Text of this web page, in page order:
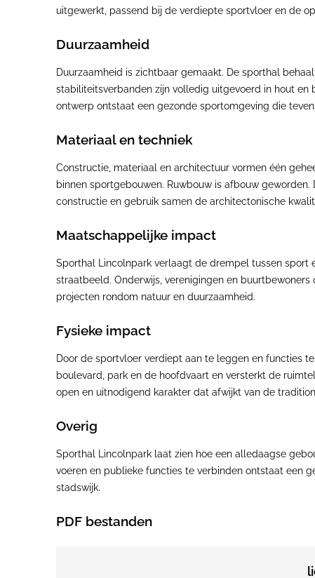
uitgewerkt, passend bij de verdiepte sportvloer en de
Duurzaamheid
Duurzaamheid is zichtbaar gemaakt. De sporthal
stabiliteitsverbanden zijn volledig uitgevoerd in hout
ontwerp ontstaat een gezonde sportomgeving die
Materiaal en techniek
Constructie, materiaal en architectuur vormen één
binnen sportgebouwen. Ruwbouw is afbouw
constructie en gebruik samen de architectonische
Maatschappelijke impact
Sporthal Lincolnpark verlaagt de drempel tussen sport
straatbeeld. Onderwijs, verenigingen en
projecten rondom natuur en duurzaamheid.
Fysieke impact
Door de sportvloer verdiept aan te leggen en functies
boulevard, park en de hoofdvaart en versterkt de
open en uitnodigend karakter dat afwijkt van de
Overig
Sporthal Lincolnpark laat zien hoe een alledaagse
voeren en publieke functies te verbinden ontstaat een
stadswijk.
PDF bestanden